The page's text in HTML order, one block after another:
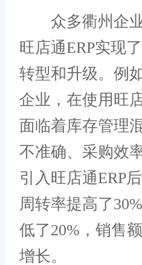
众多衢州企业
旺店通ERP实现
转型和升级。例
企业，在使用旺
面临着库存管理
不准确、采购效
引入旺店通ERP
周转率提高了
低了20%，销售
增长。